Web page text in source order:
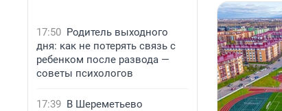
17:50 Родитель выходного
дня: как не потерять связь с
ребенком после развода —
советы психологов
17:39 В Шереметьево